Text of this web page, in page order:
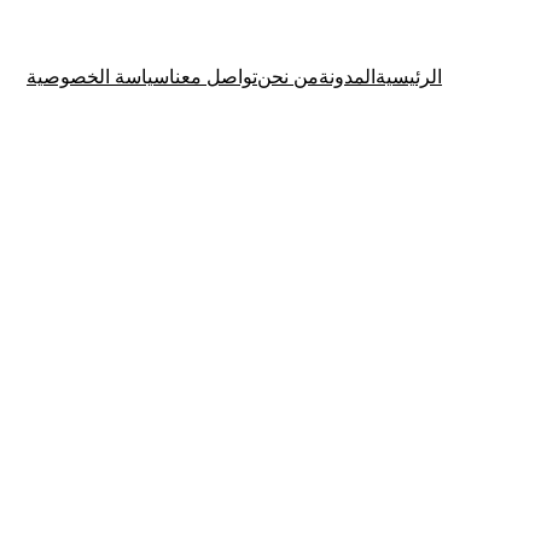
الرئيسية المدونةمن نحنتواصل معناسياسة الخصوصية